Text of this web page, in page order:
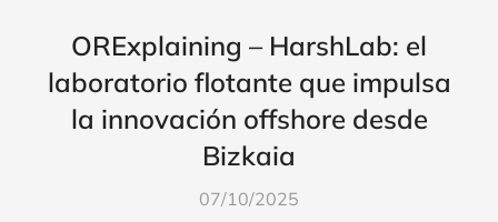
ORExplaining – HarshLab: el
laboratorio flotante que impulsa
la innovación offshore desde
Bizkaia
07/10/2025